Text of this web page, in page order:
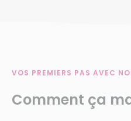
VOS PREMIERS PAS AVEC
Comment ça